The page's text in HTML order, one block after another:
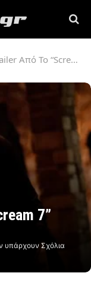
Από Το “Scream 7”
7”
υπάρχουν Σχόλια